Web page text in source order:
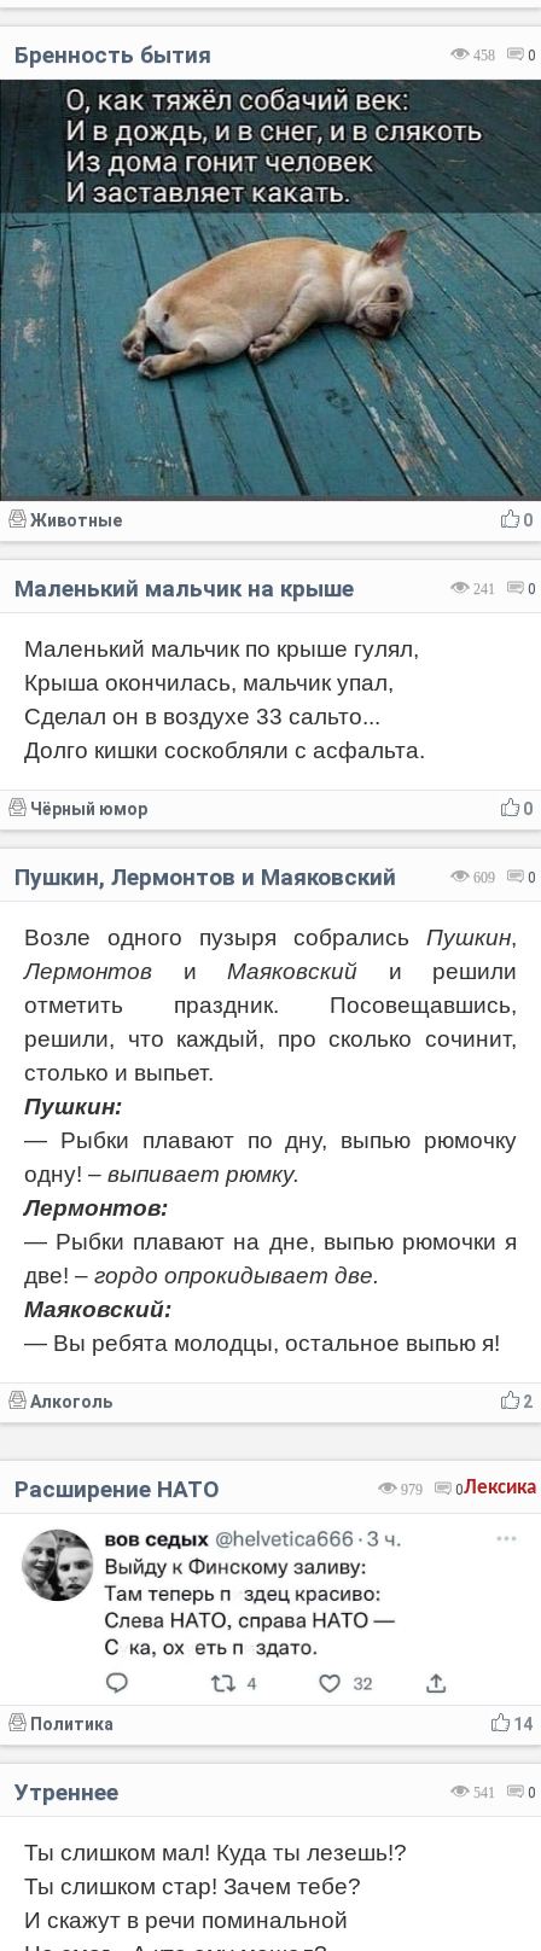
458 0
Бренность бытия
0
Животные
241 0
Маленький мальчик на крыше
Маленький мальчик по крыше гулял,
Крыша окончилась, мальчик упал,
Сделал он в воздухе 33 сальто...
Долго кишки соскобляли с асфальта.
0
Чёрный юмор
609 0
Пушкин, Лермонтов и Маяковский
Возле одного пузыря собрались Пушкин,
Лермонтов и Маяковский и решили
отметить праздник. Посовещавшись,
решили, что каждый, про сколько сочинит,
столько и выпьет.
Пушкин:
— Рыбки плавают по дну, выпью рюмочку
одну! – выпивает рюмку.
Лермонтов:
— Рыбки плавают на дне, выпью рюмочки я
две! – гордо опрокидывает две.
Маяковский:
— Вы ребята молодцы, остальное выпью я!
2
Алкоголь
Лексика
979 0
Расширение НАТО
14
Политика
541 0
Утреннее
Ты слишком мал! Куда ты лезешь!?
Ты слишком стар! Зачем тебе?
И скажут в речи поминальной